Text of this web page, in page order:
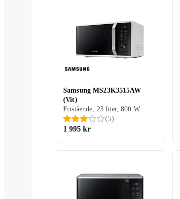
Samsung MS23K3515AW
(Vit)
Fristående, 23 liter, 800 W
(5)
1 995 kr